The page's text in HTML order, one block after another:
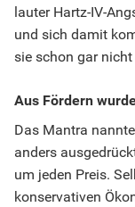
lauter Hartz-IV-
und sich damit
sie schon gar nicht
Aus Fördern
Das Mantra
anders
um jeden Preis.
konservativen